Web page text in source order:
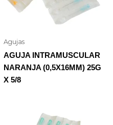
Agujas
AGUJA INTRAMUSCULAR
NARANJA (0,5X16MM) 25G
X 5/8